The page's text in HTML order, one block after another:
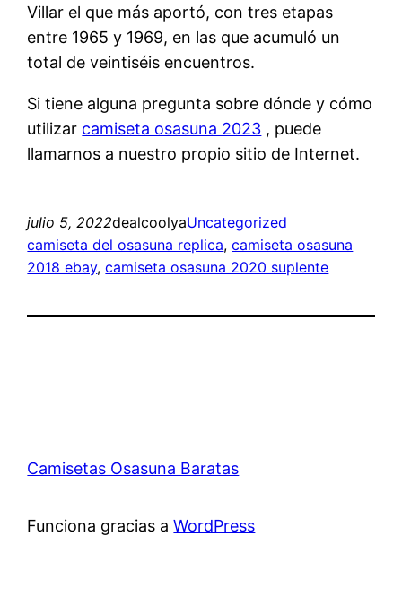
Villar el que más aportó, con tres etapas
entre 1965 y 1969, en las que acumuló un
total de veintiséis encuentros.
Si tiene alguna pregunta sobre dónde y cómo
utilizar camiseta osasuna 2023 , puede
llamarnos a nuestro propio sitio de Internet.
julio 5, 2022dealcoolyaUncategorized
camiseta del osasuna replica, camiseta osasuna
2018 ebay, camiseta osasuna 2020 suplente
Camisetas Osasuna Baratas
Funciona gracias aWordPress